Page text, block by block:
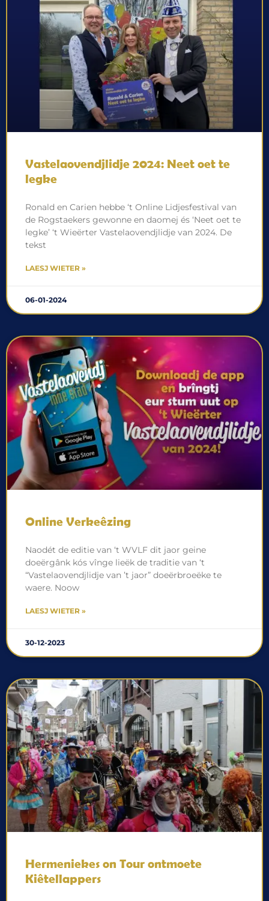
Vastelaovendjlidje 2024: Neet oet te
legke
Ronald en Carien hebbe ‘t Online Lidjesfestival van
de Rogstaekers gewonne en daomej és ‘Neet oet te
legke’ ‘t Wieërter Vastelaovendjlidje van 2024. De
tekst
LAESJ WIETER »
06-01-2024
Online Verkeêzing
Naodét de editie van ‘t WVLF dit jaor geine
doeërgânk kós vînge lieëk de traditie van ‘t
“Vastelaovendjlidje van ’t jaor” doeërbroeëke te
waere. Noow
LAESJ WIETER »
30-12-2023
Hermeniekes on Tour ontmoete
Kiêtellappers